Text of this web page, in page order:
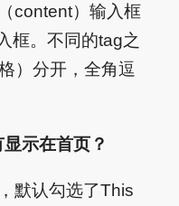
content）输入框
框。不同的tag之
）分开，全角逗
示在首页？
默认勾选了This